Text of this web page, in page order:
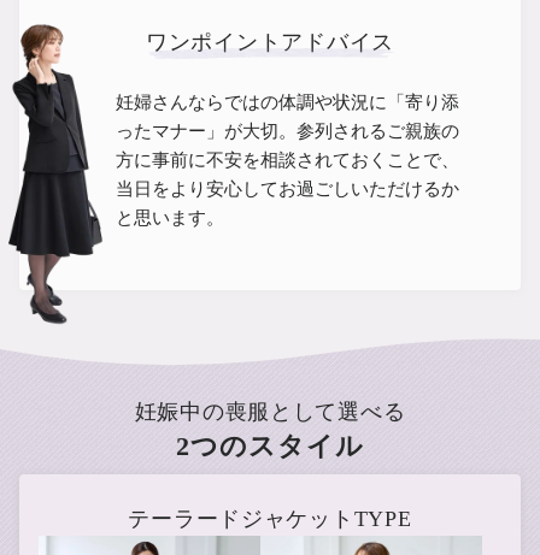
ワンポイントアドバイス
妊婦さんならではの体調や状況に「寄り添
ったマナー」が大切。 参列されるご親族の
方に事前に不安を相談されておくことで、
当日をより安心してお過ごしいただけるか
と思います。
妊娠中の喪服として選べる
2つのスタイル
テーラードジャケットTYPE